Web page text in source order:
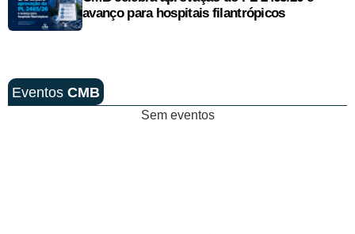
avanço para hospitais filantrópicos
Eventos CMB
Sem eventos